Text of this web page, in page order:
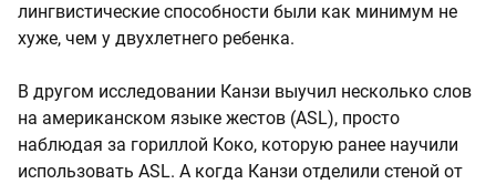
лингвистические способности были как минимум не
хуже, чем у двухлетнего ребенка.
В другом исследовании Канзи выучил несколько слов
на американском языке жестов (ASL), просто
наблюдая за гориллой Коко, которую ранее научили
использовать ASL. А когда Канзи отделили стеной от